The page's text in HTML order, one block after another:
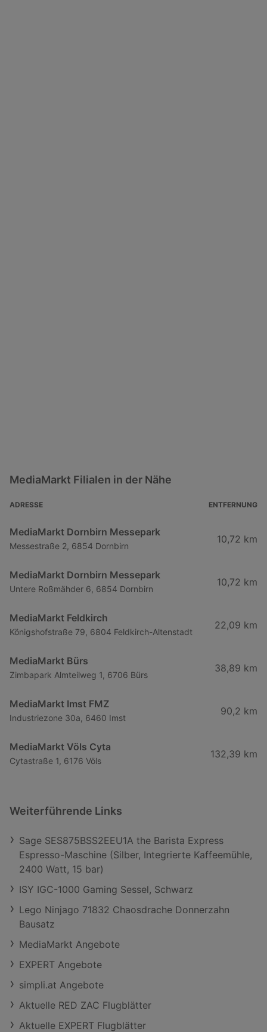
MediaMarkt Filialen in der Nähe
ADRESSE ENTFERNUNG
MediaMarkt Dornbirn Messepark
Messestraße 2, 6854 Dornbirn
10,72 km
MediaMarkt Dornbirn Messepark
Untere Roßmähder 6, 6854 Dornbirn
10,72 km
MediaMarkt Feldkirch
Königshofstraße 79, 6804 Feldkirch-Altenstadt
22,09 km
MediaMarkt Bürs
Zimbapark Almteilweg 1, 6706 Bürs
38,89 km
MediaMarkt Imst FMZ
Industriezone 30a, 6460 Imst
90,2 km
MediaMarkt Völs Cyta
Cytastraße 1, 6176 Völs
132,39 km
Weiterführende Links
Sage SES875BSS2EEU1A the Barista Express
Espresso-Maschine (Silber, Integrierte Kaffeemühle,
2400 Watt, 15 bar)
ISY IGC-1000 Gaming Sessel, Schwarz
Lego Ninjago 71832 Chaosdrache Donnerzahn
Bausatz
MediaMarkt Angebote
EXPERT Angebote
simpli.at Angebote
Aktuelle RED ZAC Flugblätter
Aktuelle EXPERT Flugblätter